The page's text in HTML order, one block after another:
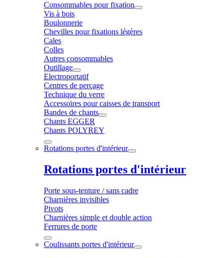
Consommables pour fixation
Vis à bois
Boulonnerie
Chevilles pour fixations légères
Cales
Colles
Autres consommables
Outillage
Electroportatif
Centres de perçage
Technique du verre
Accessoires pour caisses de transport
Bandes de chants
Chants EGGER
Chants POLYREY
Rotations portes d'intérieur
Rotations portes d'intérieur
Porte sous-tenture / sans cadre
Charnières invisibles
Pivots
Charnières simple et double action
Ferrures de porte
Coulissants portes d'intérieur